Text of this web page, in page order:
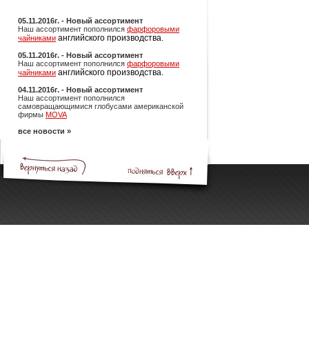
05.11.2016г. - Новый ассортимент
Наш ассортимент пополнился фарфоровыми
чайниками английского производства.
05.11.2016г. - Новый ассортимент
Наш ассортимент пополнился фарфоровыми
чайниками английского производства.
04.11.2016г. - Новый ассортимент
Наш ассортимент пополнился
самовращающимися глобусами американской
фирмы MOVA
все новости »